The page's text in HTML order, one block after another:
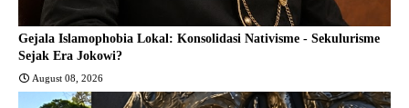
Gejala Islamophobia Lokal: Konsolidasi Nativisme - Sekulurisme
Sejak Era Jokowi?
August 08, 2026